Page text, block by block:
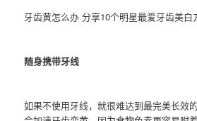
牙齿黄怎么办 分享10个明星最爱牙齿美白
随身携带牙线
如果不使用牙线，就很难达到最完美长效